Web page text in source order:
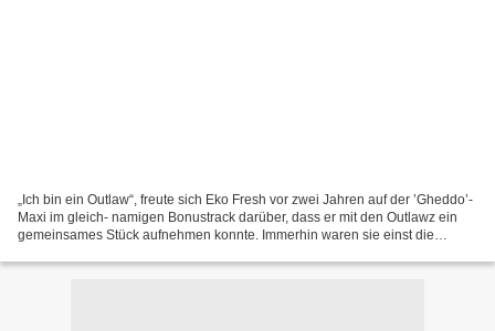
„Ich bin ein Outlaw“, freute sich Eko Fresh vor zwei Jahren auf der ’Gheddo’-
Maxi im gleich- namigen Bonustrack darüber, dass er mit den Outlawz ein
gemeinsames Stück aufnehmen konnte. Immerhin waren sie einst die